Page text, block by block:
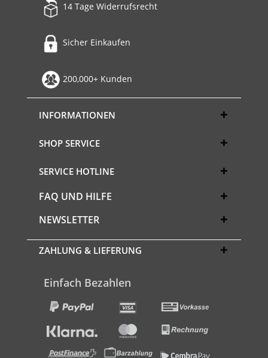
14 Tage Widerrufsrecht
Sicher Einkaufen
200,000+ Kunden
INFORMATIONEN
SHOP SERVICE
SERVICE HOTLINE
FAQ UND HILFE
NEWSLETTER
ZAHLUNG & LIEFERUNG
Einfach Bezahlen